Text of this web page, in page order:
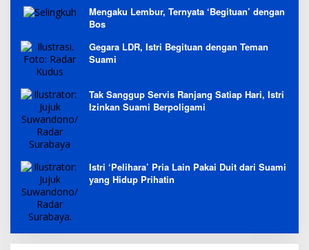
Mengaku Lembur, Ternyata ‘Begituan’ dengan
Bos
Gegara LDR, Istri Begituan dengan Teman
Suami
Tak Sanggup Servis Ranjang Satiap Hari, Istri
Izinkan Suami Berpoligami
Istri ‘Pelihara’ Pria Lain Pakai Duit dari Suami
yang Hidup Prihatin